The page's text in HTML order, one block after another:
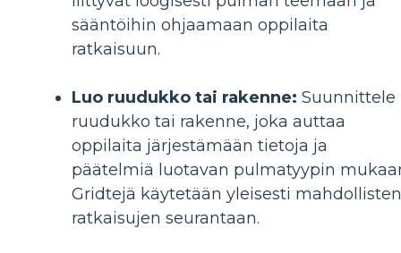
sääntöihin ohjaamaan oppilaita
ratkaisuun.
Luo ruudukko tai rakenne: Suunnittele
ruudukko tai rakenne, joka auttaa
oppilaita järjestämään tietoja ja
päätelmiä luotavan pulmatyypin
Gridtejä käytetään yleisesti mahdollisten
ratkaisujen seurantaan.